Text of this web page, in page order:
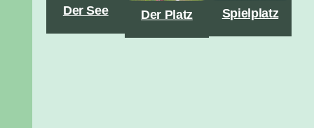
Der See Der Platz Spielplatz